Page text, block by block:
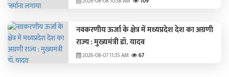
नवकरणीय ऊर्जा के क्षेत्र में मध्यप्रदेश देश का अग्रणी
राज्य : मुख्यमंत्री डॉ. यादव
2026-08-07 11:35 AM 67